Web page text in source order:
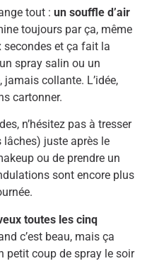
tout : un souffle d’air
toujours par ça, même
et ça fait la
spray salin ou un
collante. L’idée,
cartonner.
n’hésitez pas à tresser
juste après le
ou de prendre un
sont encore plus
toutes les cinq
c’est beau, mais ça
petit coup de spray le soir